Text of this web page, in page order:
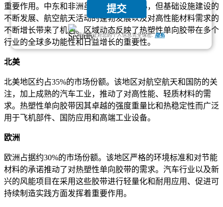
提交
我们保证对您的个人信息完全保密. 隐私
重要作用。中东和非洲虽然市场规模较小，但基础设施建设的
不断发展、航空航天活动的蓬勃发展以及对高性能材料需求的
不断增长带来了机遇。区域动态反映了热塑性单向胶带在多个
行业的全球多功能性和日益增长的重要性。
北美
北美地区约占35%的市场份额。该地区对航空航天和国防的关
注，加上成熟的汽车工业，推动了对高性能、轻质材料的需
求。热塑性单向胶带因其卓越的强度重量比和热稳定性而广泛
用于飞机部件、国防应用和高端工业设备。
欧洲
欧洲占据约30%的市场份额。该地区严格的环境标准和对节能
材料的承诺推动了对热塑性单向胶带的需求。汽车行业以及新
兴的风能项目在采用这些胶带进行轻量化和耐用应用、促进可
持续制造实践方面发挥着重要作用。